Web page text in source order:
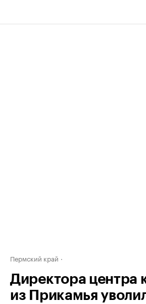
Пермский край
Директора центра
из Прикамья